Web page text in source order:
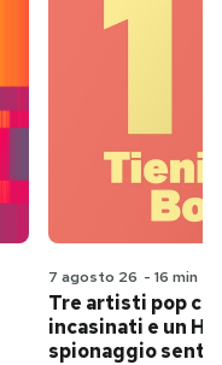
7 agosto 26 - 16 min
Tre artisti pop
incasinati e un
spionaggio